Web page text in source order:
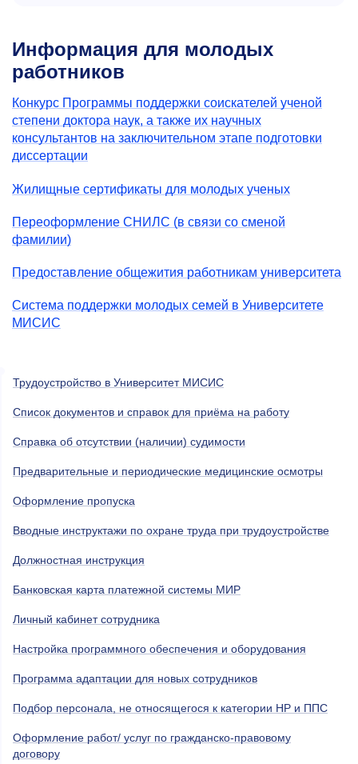
Информация для молодых
работников
Конкурс Программы поддержки соискателей ученой
степени доктора наук, а также их научных
консультантов на заключительном этапе подготовки
диссертации
Жилищные сертификаты для молодых ученых
Переоформление СНИЛС (в связи со сменой
фамилии)
Предоставление общежития работникам университета
Система поддержки молодых семей в Университете
МИСИС
Трудоустройство в Университет МИСИС
Список документов и справок для приёма на работу
Справка об отсутствии (наличии) судимости
Предварительные и периодические медицинские осмотры
Оформление пропуска
Вводные инструктажи по охране труда при трудоустройстве
Должностная инструкция
Банковская карта платежной системы МИР
Личный кабинет сотрудника
Настройка программного обеспечения и оборудования
Программа адаптации для новых сотрудников
Подбор персонала, не относящегося к категории НР и ППС
Оформление работ/ услуг по гражданско-правовому
договору